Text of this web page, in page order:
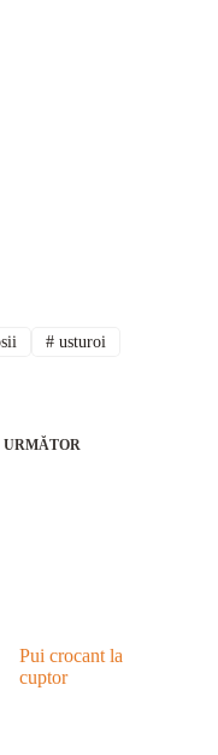
# usturoi
URMĂTOR
Pui crocant la
cuptor